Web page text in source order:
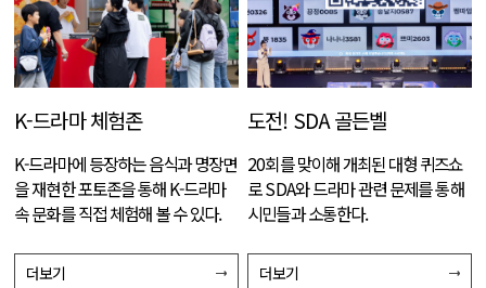
K-드라마 체험존
K-드라마에 등장하는 음식과 명장면
을 재현한 포토존을 통해 K-드라마
속 문화를 직접 체험해 볼 수 있다.
더보기
도전! SDA 골든벨
20회를 맞이해 개최된 대형 퀴즈쇼
로 SDA와 드라마 관련 문제를 통해
시민들과 소통한다.
더보기